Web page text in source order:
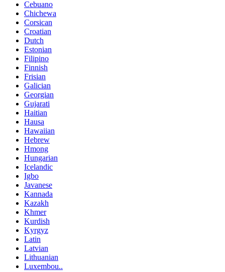
Cebuano
Chichewa
Corsican
Croatian
Dutch
Estonian
Filipino
Finnish
Frisian
Galician
Georgian
Gujarati
Haitian
Hausa
Hawaiian
Hebrew
Hmong
Hungarian
Icelandic
Igbo
Javanese
Kannada
Kazakh
Khmer
Kurdish
Kyrgyz
Latin
Latvian
Lithuanian
Luxembou..